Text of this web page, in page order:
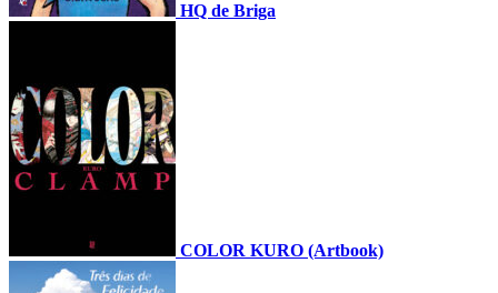
HQ de Briga
COLOR KURO (Artbook)